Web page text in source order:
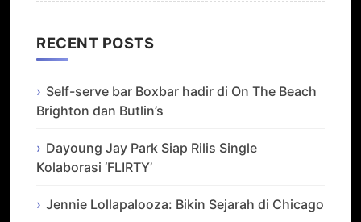
RECENT POSTS
Self-serve bar Boxbar hadir di On The Beach
Brighton dan Butlin’s
Dayoung Jay Park Siap Rilis Single
Kolaborasi ‘FLIRTY’
Jennie Lollapalooza: Bikin Sejarah di Chicago